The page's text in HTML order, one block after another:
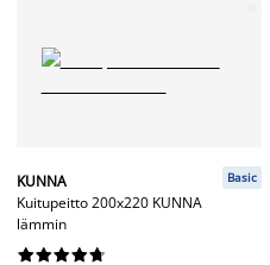
KUNNA
Kuitupeitto 200x220 KUNNA
lämmin
Basic





